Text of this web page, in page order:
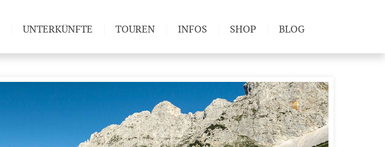
UNTERKÜNFTE TOUREN INFOS
Pflanzen
Newsletter
SHOP BLOG